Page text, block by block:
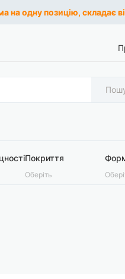
на одну позицію, складає
Покриття
Оберіть